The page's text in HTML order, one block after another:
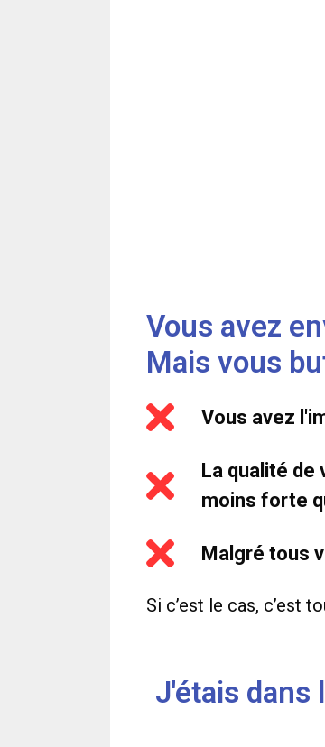
Vous avez
Mais vous
Vous avez
La qualité
moins forte
Malgré tous
Si c’est le cas, c’est
J'étais dans